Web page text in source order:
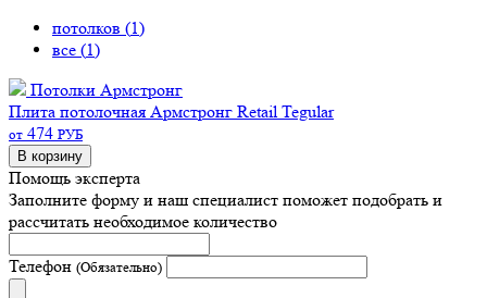
потолков (1)
все (1)
Потолки Армстронг
Плита потолочная Армстронг Retail Tegular
от 474 РУБ
В корзину
Помощь эксперта
Заполните форму и наш специалист поможет подобрать и
рассчитать необходимое количество
Телефон (Обязательно)